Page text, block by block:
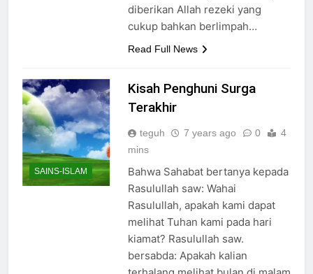
diberikan Allah rezeki yang
cukup bahkan berlimpah…
Read Full News
SAINS-ISLAM
Kisah Penghuni Surga
Terakhir
teguh 7 years ago 0
4
mins
Bahwa Sahabat bertanya kepada
Rasulullah saw: Wahai
Rasulullah, apakah kami dapat
melihat Tuhan kami pada hari
kiamat? Rasulullah saw.
bersabda: Apakah kalian